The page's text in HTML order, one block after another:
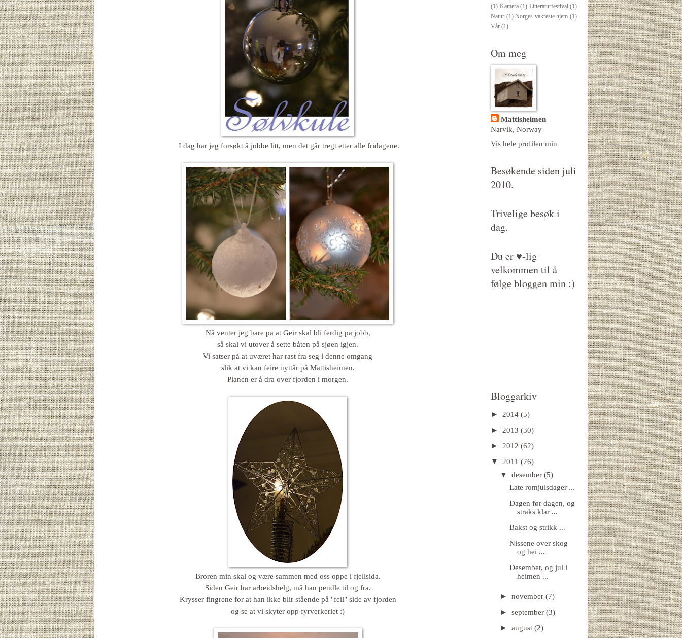
I dag har jeg forsøkt å jobbe litt, men det går tregt etter alle fridagene.
Nå venter jeg bare på at Geir skal bli ferdig på jobb,
så skal vi utover å sette båten på sjøen igjen.
Vi satser på at uværet har rast fra seg i denne omgang
slik at vi kan feire nyttår på Mattisheimen.
Planen er å dra over fjorden i morgen.
Broren min skal og være sammen med oss oppe i fjellsida.
Siden Geir har arbeidshelg, må han pendle til og fra.
Krysser fingrene for at han ikke blir stående på "feil" side av fjorden
og se at vi skyter opp fyrverkeriet :)
(1) Kamera (1) Litteraturfestival (1)
Natur (1) Norges vakreste hjem (1)
Vår (1)
Om meg
Mattisheimen
Narvik, Norway
Vis hele profilen min
Besøkende siden juli
2010.
Trivelige besøk i
dag.
Du er ♥-lig
velkommen til å
følge bloggen min :)
Bloggarkiv
► 2014 (5)
► 2013 (30)
► 2012 (62)
▼ 2011 (76)
▼ desember (5)
Late romjulsdager ...
Dagen før dagen, og
straks klar ...
Bakst og strikk ...
Nissene over skog
og hei ...
Desember, og jul i
heimen ...
► november (7)
► september (3)
► august (2)